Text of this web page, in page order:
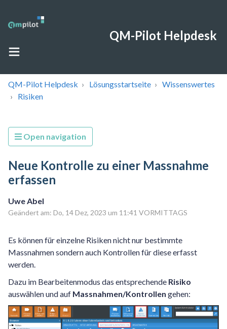
QM-Pilot Helpdesk
QM-Pilot Helpdesk Lösungsstartseite
Wissenswertes
Risiken
Open navigation
Neue Kontrolle zu einer Massnahme
erfassen
Uwe Abel
Geändert am: Do, 14 Dez, 2023 um 11:41 VORMITTAGS
Es können für einzelne Risiken nicht nur bestimmte
Massnahmen sondern auch Kontrollen für diese erfasst
werden.
Dazu im Bearbeitenmodus das entsprechende Risiko
auswählen und auf Massnahmen/Kontrollen gehen: